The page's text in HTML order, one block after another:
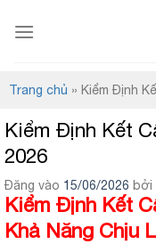
qua
Trang chủ » Kiểm Định
Kiểm Định Kết
2026
Đăng vào 15/06/2026 bởi
Kiểm Định Kết
Khả Năng Chịu